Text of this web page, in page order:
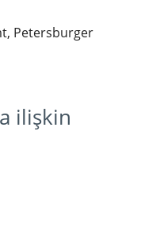
Petersburger
ilişkin